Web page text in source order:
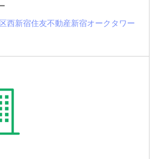
西新宿住友不動産新宿オークタワー